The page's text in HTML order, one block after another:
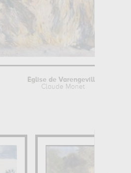
Église de Varengeville
Claude Monet